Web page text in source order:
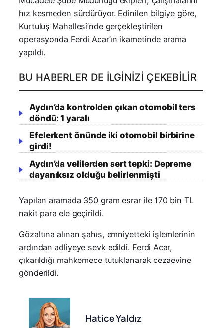
hız kesmeden sürdürüyor. Edinilen bilgiye göre,
Kurtuluş Mahallesi’nde gerçekleştirilen
operasyonda Ferdi Acar’ın ikametinde arama
yapıldı.
BU HABERLER DE İLGINIZI ÇEKEBILIR
Aydın’da kontrolden çıkan otomobil ters
döndü: 1 yaralı
Efelerkent önünde iki otomobil birbirine
girdi!
Aydın’da velilerden sert tepki: Depreme
dayanıksız olduğu belirlenmişti
Yapılan aramada 350 gram esrar ile 170 bin TL
nakit para ele geçirildi.
Gözaltına alınan şahıs, emniyetteki işlemlerinin
ardından adliyeye sevk edildi. Ferdi Acar,
çıkarıldığı mahkemece tutuklanarak cezaevine
gönderildi.
Hatice Yaldız